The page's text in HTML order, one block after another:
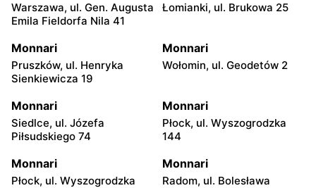
Warszawa, ul. Gen. Augusta
Emila Fieldorfa Nila 41
Łomianki, ul. Brukowa 25
Monnari
Pruszków, ul. Henryka
Sienkiewicza 19
Monnari
Wołomin, ul. Geodetów 2
Monnari
Siedlce, ul. Józefa
Piłsudskiego 74
Monnari
Płock, ul. Wyszogrodzka
144
Monnari
Płock, ul. Wyszogrodzka
Monnari
Radom, ul. Bolesława